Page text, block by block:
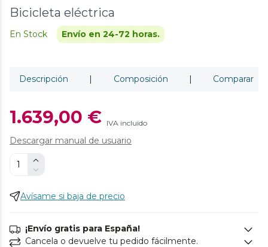
Bicicleta eléctrica
En Stock Envío en 24-72 horas.
Descripción | Composición | Comparar
1.639,00 € IVA incluido
Descargar manual de usuario
Avísame si baja de precio
¡Envío gratis para España!
Cancela o devuelve tu pedido fácilmente.